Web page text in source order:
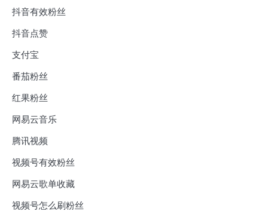
抖音有效粉丝
抖音点赞
支付宝
番茄粉丝
红果粉丝
网易云音乐
腾讯视频
视频号有效粉丝
网易云歌单收藏
视频号怎么刷粉丝